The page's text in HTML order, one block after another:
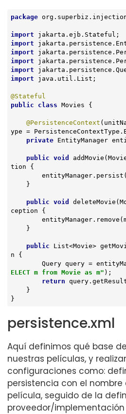
package
import
import
import
import
import
import java.util.List;
@Stateful
public
class Movies {
@PersistenceContext
ype =
private EntityManager
public void addMovie
tion {
public void deleteMovie
ception {
public List<Movie>
n {
Query query =
ELECT m from Movie as m" );
return
}
persistence.xml
Aquí definimos qué base
nuestras películas, y
configuraciones como:
persistencia con el
película, seguido de la
proveedor/implementación